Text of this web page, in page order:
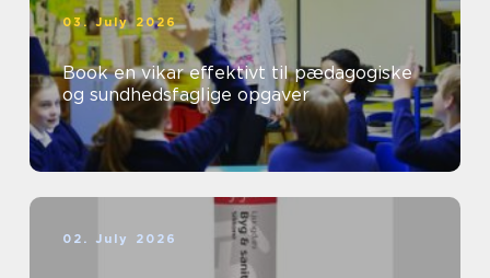
03. July 2026
Book en vikar effektivt til pædagogiske
og sundhedsfaglige opgaver
02. July 2026